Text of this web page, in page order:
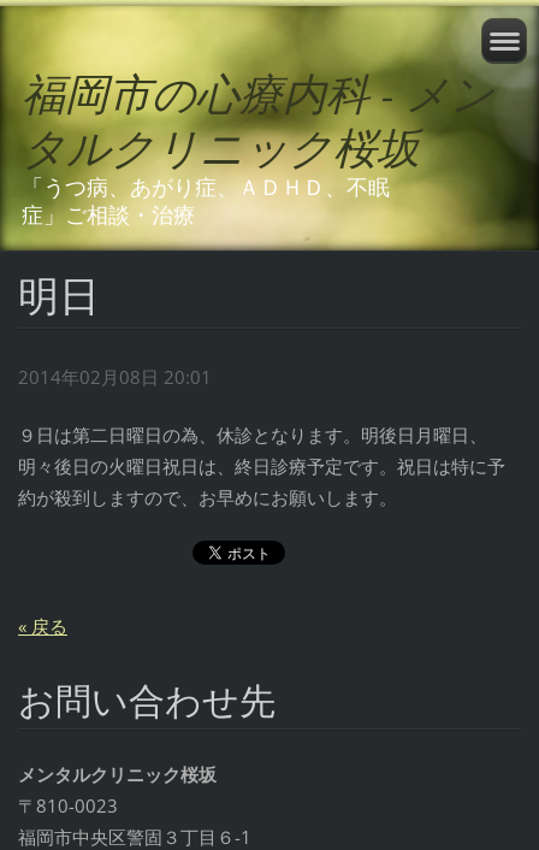
福岡市の心療内科 - メン
タルクリニック桜坂
「うつ病、あがり症、ＡＤＨＤ、不眠
症」ご相談・治療
明日
2014年02月08日 20:01
９日は第二日曜日の為、休診となります。明後日月曜日、
明々後日の火曜日祝日は、終日診療予定です。祝日は特に予
約が殺到しますので、お早めにお願いします。
« 戻る
お問い合わせ先
メンタルクリニック桜坂
〒810-0023
福岡市中央区警固３丁目６-1